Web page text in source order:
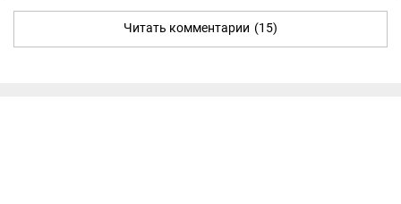
Читать комментарии (15)